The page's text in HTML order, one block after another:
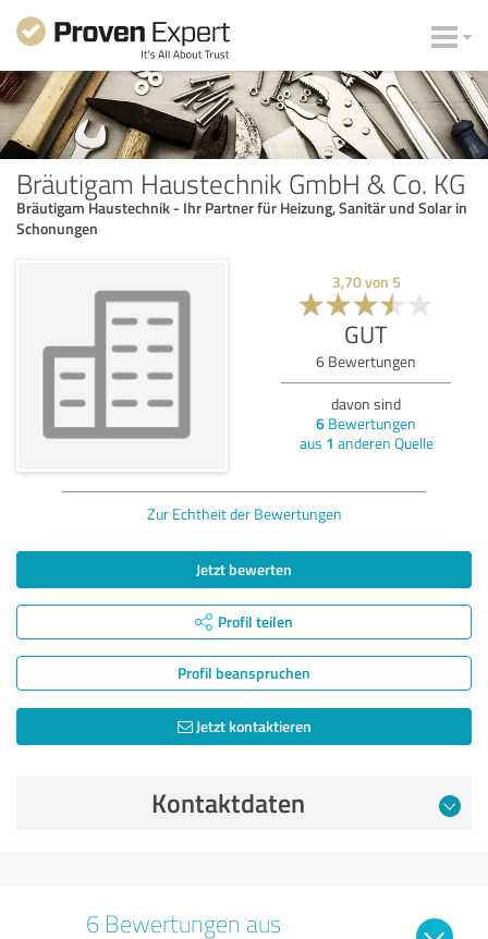
Bräutigam Haustechnik GmbH & Co. KG
Bräutigam Haustechnik - Ihr Partner für Heizung, Sanitär und Solar in
Schonungen
3,70von 5
GUT
6 Bewertungen
davon sind
6 Bewertungen
aus 1 anderen Quelle
Zur Echtheit der Bewertungen
Jetzt bewerten
Profil teilen
Profil beanspruchen
Jetzt kontaktieren
Kontaktdaten
6 Bewertungen aus